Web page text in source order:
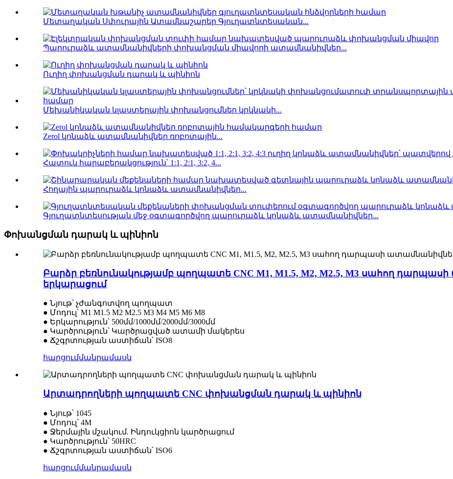
Մետաղական Սփուրային Ատամնաշարեր Գյուղատնտեսական...
Պարուրաձև ատամնանիվների փոխանցման միավորի ատամնանիվներ...
Ուղիղ փոխանցման դարակ և պինիոն
Մեխանիկական կլաստերային փոխանցումներ կրկնակի...
Zerol կոնաձև ատամնանիվներ ռոբոտային...
Հատուկ հարաբերակցություն՝ 1:1, 2:1, 3:2, 4...
Հողային պարուրաձև կոնաձև ատամնանիվներ...
Գյուղատնտեսության մեջ օգտագործվող պարուրաձև կոնաձև ատամնանիվներ...
Փոխանցման դարակ և պինիոն
Բարձր բեռնունակությամբ պողպատե CNC M1, M1.5, M2, M2.5, M3 սահող
երկարացում
● Նյութ՝ չժանգոտվող պողպատ
● Մոդուլ՝ M1 M1.5 M2 M2.5 M3 M4 M5 M6 M8
● Երկարություն՝ 500մմ/1000մմ/2000մմ/3000մմ
● Կարծրություն՝ Կարծրացված ատամի մակերես
● Ճշգրտության աստիճան՝ ISO8
հարցումմանրամասն
Արտադրողների պողպատե CNC փոխանցման դարակ և պինիոն
● Նյութ՝ 1045
● Մոդուլ՝ 4M
● Ջերմային մշակում. Ինդուկցիոն կարծրացում
● Կարծրություն՝ 50HRC
● Ճշգրտության աստիճան՝ ISO6
հարցումմանրամասն